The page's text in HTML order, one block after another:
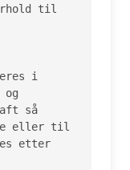
til
i
så
eller til
etter